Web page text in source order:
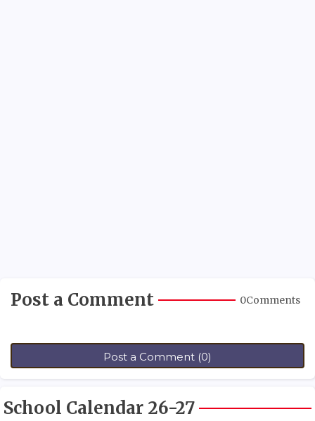
Post a Comment 0Comments
Post a Comment (0)
School Calendar 26-27